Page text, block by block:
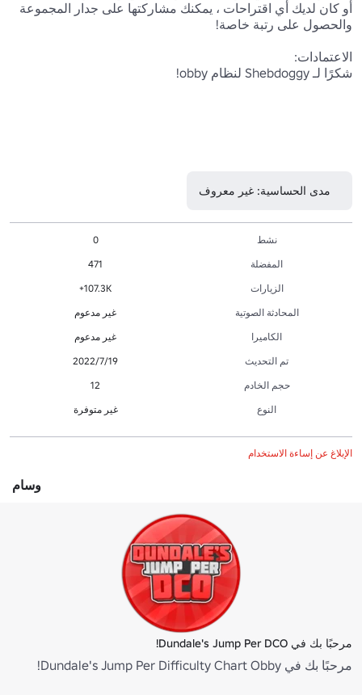
مدى الحساسية: غير معروف
نشط
0
المفضلة
471
الزيارات
107.3K+
المحادثة الصوتية
غير مدعوم
الكاميرا
غير مدعوم
تم التحديث
19‏/7‏/2022
حجم الخادم
12
النوع
غير متوفرة
الإبلاغ عن إساءة الاستخدام
وسام
مرحبًا بك في Dundale's Jump Per DCO!
مرحبًا بك في Dundale's Jump Per Difficulty Chart Obby!